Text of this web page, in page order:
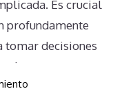
Es crucial
profundamente
tomar decisiones